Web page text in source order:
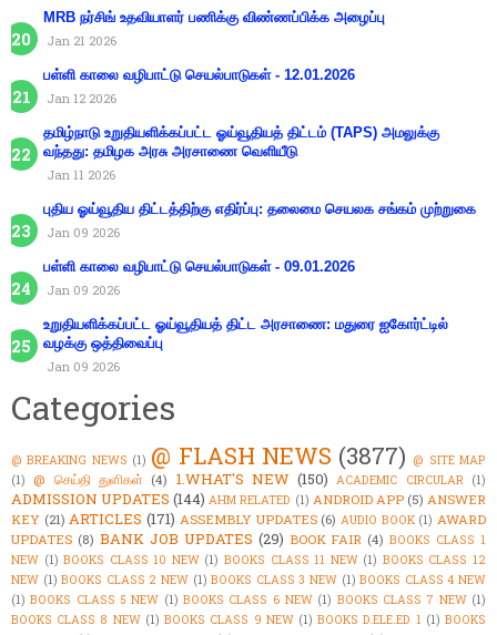
MRB நர்சிங் உதவியாளர் பணிக்கு விண்ணப்பிக்க அழைப்பு
Jan 21 2026
பள்ளி காலை வழிபாட்டு செயல்பாடுகள் - 12.01.2026
Jan 12 2026
தமிழ்நாடு உறுதியளிக்கப்பட்ட ஓய்வூதியத் திட்டம் (TAPS) அமலுக்கு
வந்தது: தமிழக அரசு அரசாணை வெளியீடு
Jan 11 2026
புதிய ஓய்வூதிய திட்டத்திற்கு எதிர்ப்பு: தலைமை செயலக சங்கம் முற்றுகை
Jan 09 2026
பள்ளி காலை வழிபாட்டு செயல்பாடுகள் - 09.01.2026
Jan 09 2026
உறுதியளிக்கப்பட்ட ஓய்வூதியத் திட்ட அரசாணை: மதுரை ஐகோர்ட்டில்
வழக்கு ஒத்திவைப்பு
Jan 09 2026
Categories
@ BREAKING NEWS (1) @ FLASH NEWS (3877) @ SITE MAP
(1) @ செய்தி துளிகள் (4) 1.WHAT'S NEW (150) ACADEMIC CIRCULAR (1)
ADMISSION UPDATES (144) AHM RELATED (1) ANDROID APP (5) ANSWER
KEY (21) ARTICLES (171) ASSEMBLY UPDATES (6) AUDIO BOOK (1) AWARD
UPDATES (8) BANK JOB UPDATES (29) BOOK FAIR (4) BOOKS CLASS 1
NEW (1) BOOKS CLASS 10 NEW (1) BOOKS CLASS 11 NEW (1) BOOKS CLASS 12
NEW (1) BOOKS CLASS 2 NEW (1) BOOKS CLASS 3 NEW (1) BOOKS CLASS 4 NEW
(1) BOOKS CLASS 5 NEW (1) BOOKS CLASS 6 NEW (1) BOOKS CLASS 7 NEW (1)
BOOKS CLASS 8 NEW (1) BOOKS CLASS 9 NEW (1) BOOKS D.ELE.ED 1 (1) BOOKS